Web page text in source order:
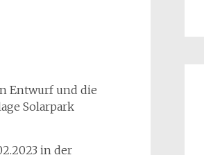
Entwurf und die
Solarpark
in der